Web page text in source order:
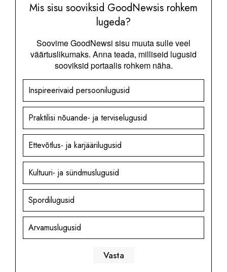
Mis sisu sooviksid GoodNewsis rohkem
lugeda?
Soovime GoodNewsi sisu muuta sulle veel
väärtuslikumaks. Anna teada, milliseid lugusid
sooviksid portaalis rohkem näha.
Inspireerivaid persoonilugusid
Praktilisi nõuande- ja terviselugusid
Ettevõtlus- ja karjäärilugusid
Kultuuri- ja sündmuslugusid
Spordilugusid
Arvamuslugusid